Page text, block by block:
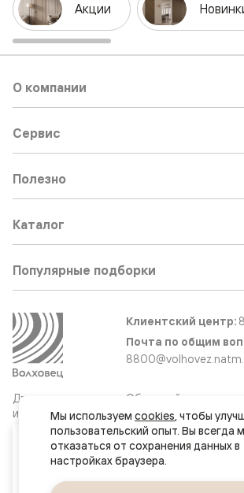
Ваш город
Якутск
Акции
Двери
и интерьерные
решения
О компании
Сервис
Полезно
Каталог
Популярные подборки
Клиентский центр:
Почта по общим
Обратный звонок
Сайт не является публичной офертой
Правовая информация
Мы используем cookies, чтобы
пользовательский опыт. Вы всегда
отказаться от сохранения данных в